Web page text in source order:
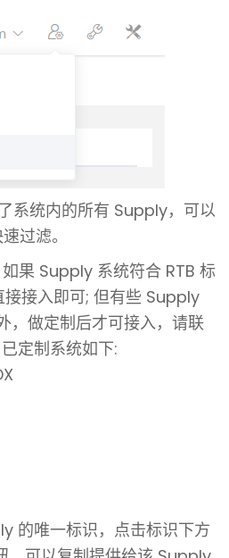
系统内的所有 Supply，可以
过滤。
果 Supply 系统符合 RTB 标
接接入即可; 但有些 Supply
，做定制后才可接入，请联
定制系统如下:
的唯一标识，点击标识下方